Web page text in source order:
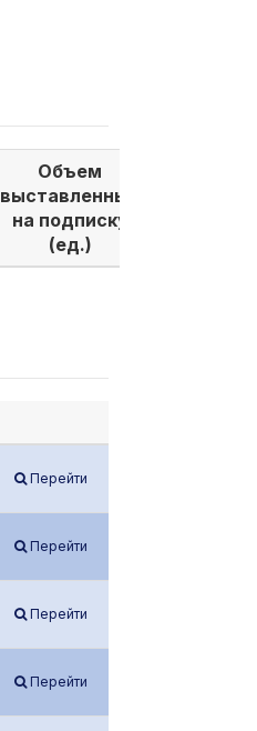
Объем
выставленных
на подписку
(ед.)
Перейти
Перейти
Перейти
Перейти